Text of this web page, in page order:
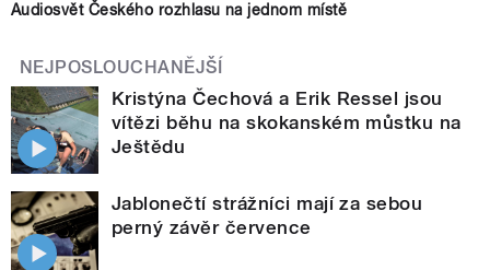
Audiosvět Českého rozhlasu na jednom místě
NEJPOSLOUCHANĚJŠÍ
Kristýna Čechová a Erik Ressel jsou
vítězi běhu na skokanském můstku na
Ještědu
Jablonečtí strážníci mají za sebou
perný závěr července